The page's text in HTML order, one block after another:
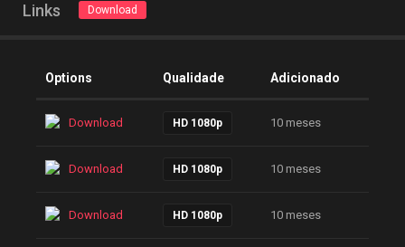
Links Download
Options Qualidade Adicionado
Download HD 1080p 10 meses
Download HD 1080p 10 meses
Download HD 1080p 10 meses